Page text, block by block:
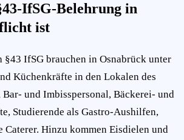
IfSG-Belehrung in
ist
§43 IfSG brauchen in Osnabrück unter
Küchenkräfte in den Lokalen des
und Imbisspersonal, Bäckerei- und
Studierende als Gastro-Aushilfen,
Hinzu kommen Eisdielen und